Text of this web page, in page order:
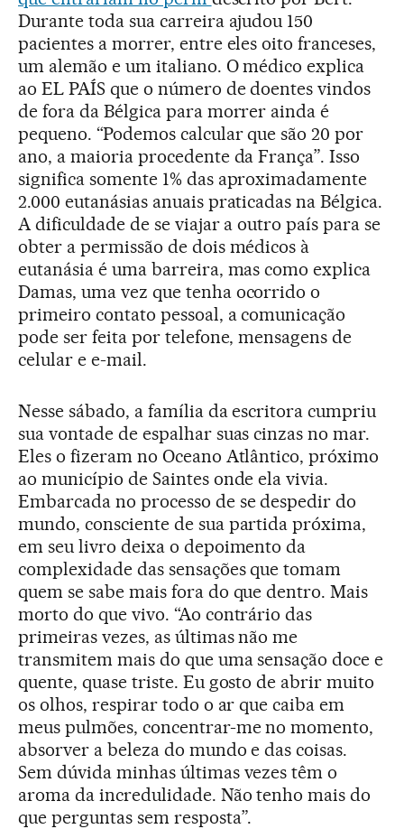
Durante toda sua carreira ajudou 150
pacientes a morrer, entre eles oito franceses,
um alemão e um italiano. O médico explica
ao EL PAÍS que o número de doentes vindos
de fora da Bélgica para morrer ainda é
pequeno. “Podemos calcular que são 20 por
ano, a maioria procedente da França”. Isso
significa somente 1% das aproximadamente
2.000 eutanásias anuais praticadas na Bélgica.
A dificuldade de se viajar a outro país para se
obter a permissão de dois médicos à
eutanásia é uma barreira, mas como explica
Damas, uma vez que tenha ocorrido o
primeiro contato pessoal, a comunicação
pode ser feita por telefone, mensagens de
celular e e-mail.
Nesse sábado, a família da escritora cumpriu
sua vontade de espalhar suas cinzas no mar.
Eles o fizeram no Oceano Atlântico, próximo
ao município de Saintes onde ela vivia.
Embarcada no processo de se despedir do
mundo, consciente de sua partida próxima,
em seu livro deixa o depoimento da
complexidade das sensações que tomam
quem se sabe mais fora do que dentro. Mais
morto do que vivo. “Ao contrário das
primeiras vezes, as últimas não me
transmitem mais do que uma sensação doce e
quente, quase triste. Eu gosto de abrir muito
os olhos, respirar todo o ar que caiba em
meus pulmões, concentrar-me no momento,
absorver a beleza do mundo e das coisas.
Sem dúvida minhas últimas vezes têm o
aroma da incredulidade. Não tenho mais do
que perguntas sem resposta”.